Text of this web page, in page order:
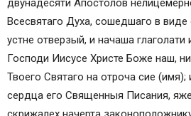
двунадесяти Апостолов
Всесвятаго Духа, сошедшаго в виде
устне отверзый, и начаша
Господи Иисусе Христе Боже наш,
Твоего Святаго на отроча сие
сердца его Священныя Писания,